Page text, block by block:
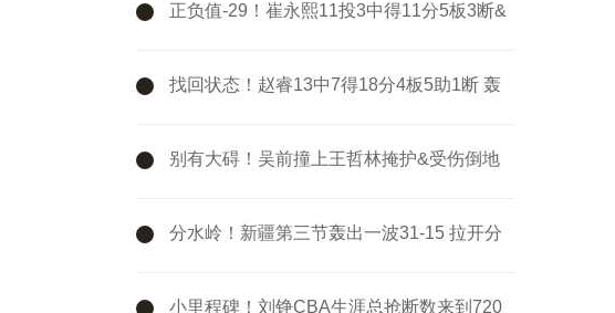
正负值-29！崔永熙11投3中得11分5板3断&
找回状态！赵睿13中7得18分4板5助1断 轰
别有大碍！吴前撞上王哲林掩护&受伤倒地
分水岭！新疆第三节轰出一波31-15 拉开分
小里程碑！刘铮CBA生涯总抢断数来到720